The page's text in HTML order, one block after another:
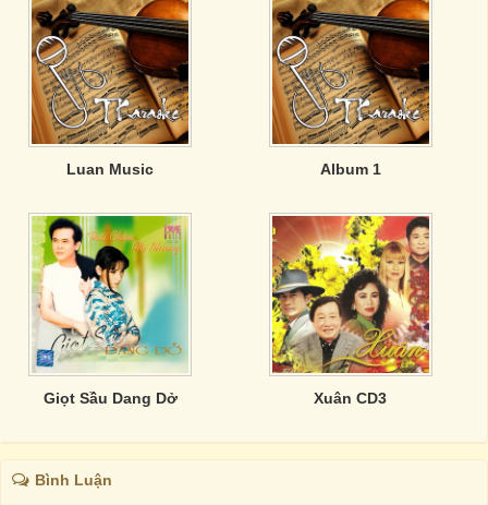
Luan Music Album 1
Giọt Sầu Dang Dở Xuân CD3
Bình Luận